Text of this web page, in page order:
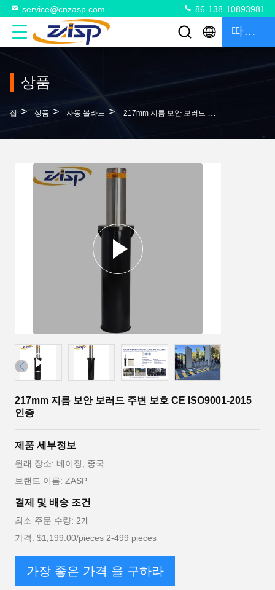
service@cnzasp.com 86-138-10893981
따옴표
상품
집 > 상품 > 자동 볼라드 > 217mm 지름 보안 보러드 주변 보호 CE ISO9001-2015 인증
217mm 지름 보안 보러드 주변 보호 CE ISO9001-2015
인증
제품 세부정보
원래 장소: 베이징, 중국
브랜드 이름: ZASP
결제 및 배송 조건
최소 주문 수량: 2개
가격: $1,199.00/pieces 2-499 pieces
가장 좋은 가격 을 구하라